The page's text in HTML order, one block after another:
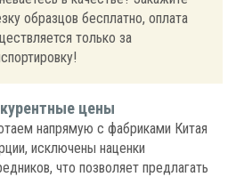
образцов бесплатно, оплата
только за
цены
напрямую с фабриками Китая
исключены наценки
что позволяет предлагать